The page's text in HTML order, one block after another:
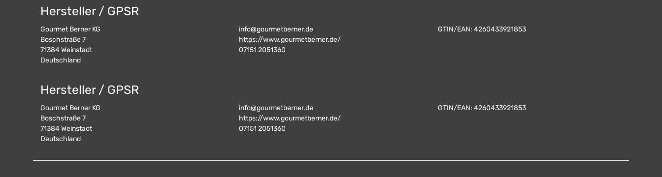
Hersteller / GPSR
Gourmet Berner KG
Boschstraße 7
71384Weinstadt
Deutschland
info@gourmetberner.de
https://www.gourmetberner.de/
07151 2051360
GTIN/EAN: 4260433921853
Hersteller / GPSR
Gourmet Berner KG
Boschstraße 7
71384Weinstadt
Deutschland
info@gourmetberner.de
https://www.gourmetberner.de/
07151 2051360
GTIN/EAN: 4260433921853